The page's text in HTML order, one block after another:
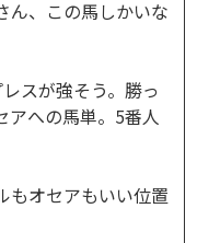
ん、この馬しかいな
スが強そう。勝っ
アへの馬単。5番人
もオセアもいい位置